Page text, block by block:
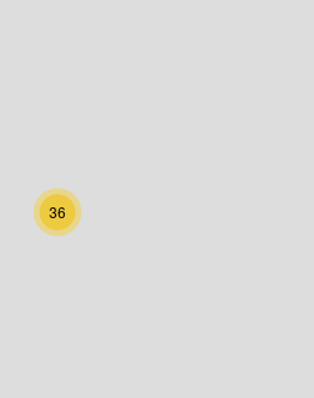
Niederösterreich
Oberösterreich
36